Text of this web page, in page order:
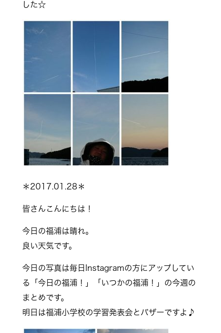
した☆
＊2017.01.28＊
皆さんこんにちは！
今日の福浦は晴れ。
良い天気です。
今日の写真は毎日Instagramの方にアップしてい
る「今日の福浦！」「いつかの福浦！」の今週の
まとめです。
明日は福浦小学校の学習発表会とバザーですよ♪